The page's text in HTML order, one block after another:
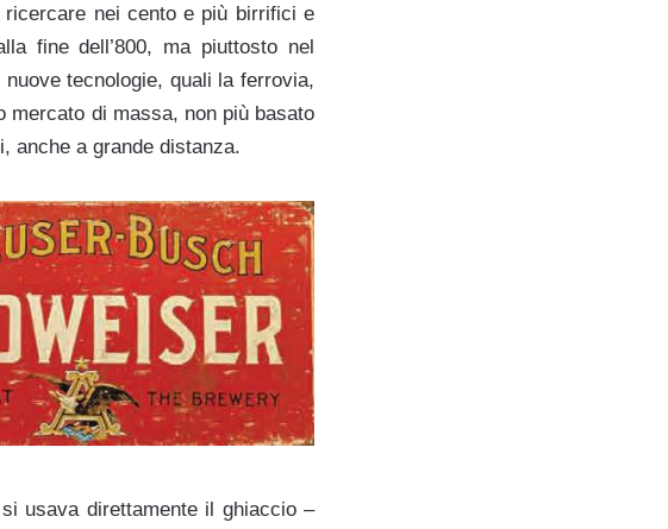
nei cento e più birrifici e
fine dell’800, ma piuttosto nel
tecnologie, quali la ferrovia,
mercato di massa, non più basato
anche a grande distanza.
usava direttamente il ghiaccio –